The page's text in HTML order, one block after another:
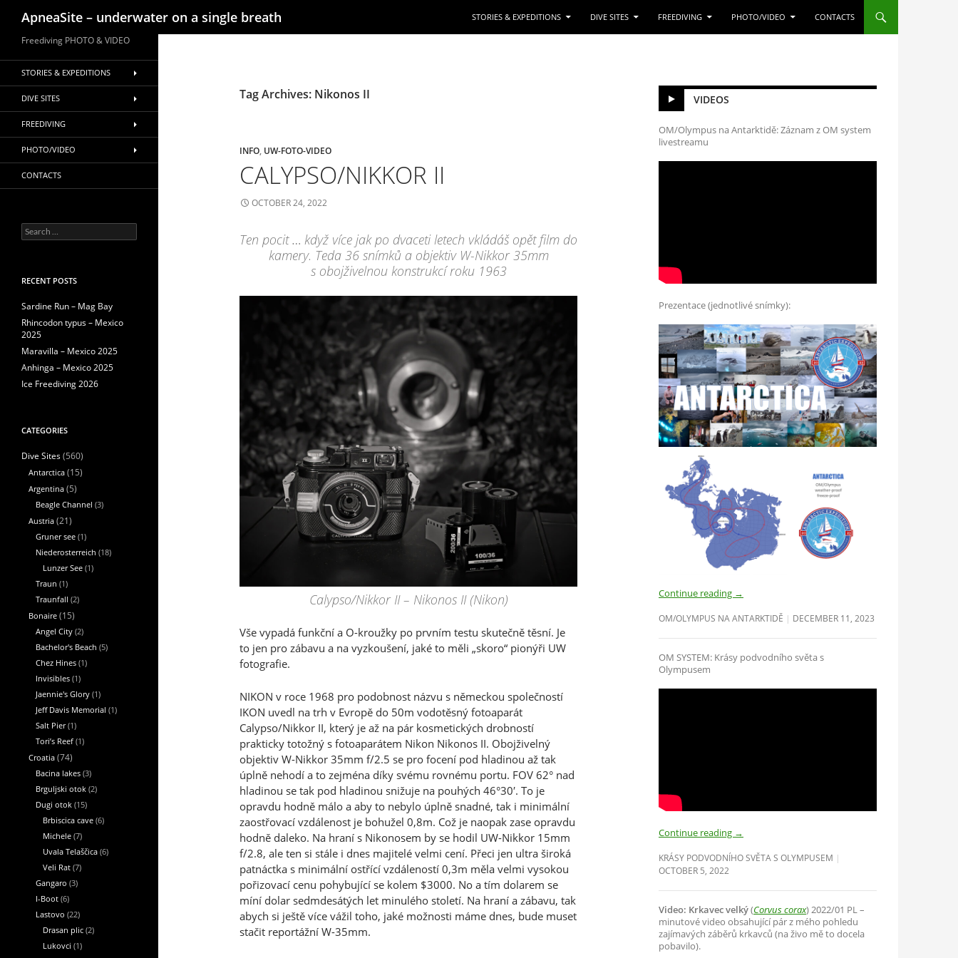
to
content
ApneaSite – underwater on a single breath STORIES & EXPEDITIONS DIVE SITES FREEDIVING PHOTO/VIDEO CONTACTS
Tag Archives: Nikonos II
INFO UW-FOTO-VIDEO
CALYPSO/NIKKOR II
OCTOBER 24, 2022
Ten pocit … když více jak po dvaceti letech vkládáš opět film do
kamery. Teda 36 snímků a objektiv W-Nikkor 35mm
s obojživelnou konstrukcí roku 1963
Calypso/Nikkor II – Nikonos II (Nikon)
Vše vypadá funkční a O-kroužky po prvním testu skutečně těsní. Je
to jen pro zábavu a na vyzkoušení, jaké to měli „skoro“ pionýři UW
fotografie.
NIKON v roce 1968 pro podobnost názvu s německou společností
IKON uvedl na trh v Evropě do 50m vodotěsný fotoaparát
Calypso/Nikkor II, který je až na pár kosmetických drobností
prakticky totožný s fotoaparátem Nikon Nikonos II. Obojživelný
objektiv W-Nikkor 35mm f/2.5 se pro focení pod hladinou až tak
úplně nehodí a to zejména díky svému rovnému portu. FOV 62° nad
hladinou se tak pod hladinou snižuje na pouhých 46°30′. To je
opravdu hodně málo a aby to nebylo úplně snadné, tak i minimální
zaostřovací vzdálenost je bohužel 0,8m. Což je naopak zase opravdu
hodně daleko. Na hraní s Nikonosem by se hodil UW-Nikkor 15mm
f/2.8, ale ten si stále i dnes majitelé velmi cení. Přeci jen ultra široká
patnáctka s minimální ostřící vzdáleností 0,3m měla velmi vysokou
pořizovací cenu pohybující se kolem $3000. No a tím dolarem se
míní dolar sedmdesátých let minulého století. Na hraní a zábavu, tak
abych si ještě více vážil toho, jaké možnosti máme dnes, bude muset
stačit reportážní W-35mm.
VIDEOS
OM/Olympus na Antarktidě: Záznam z OM system
livestreamu
Prezentace (jednotlivé snímky):
Continue reading →
OM/OLYMPUS NA ANTARKTIDĚ DECEMBER 11, 2023
OM SYSTEM: Krásy podvodního světa s
Olympusem
Continue reading →
KRÁSY PODVODNÍHO SVĚTA S OLYMPUSEM
OCTOBER 5, 2022
Video: Krkavec velký(Corvus corax) 2022/01 PL –
minutové video obsahující pár z mého pohledu
zajímavých záběrů krkavců (na živo mě to docela
pobavilo).
Freediving PHOTO & VIDEO
STORIES & EXPEDITIONS
DIVE SITES
FREEDIVING
PHOTO/VIDEO
CONTACTS
Search
for:
RECENT POSTS
Sardine Run – Mag Bay
Rhincodon typus – Mexico
2025
Maravilla – Mexico 2025
Anhinga – Mexico 2025
Ice Freediving 2026
CATEGORIES
Dive Sites (560)
Antarctica (15)
Argentina (5)
Beagle Channel (3)
Austria (21)
Gruner see (1)
Niederosterreich (18)
Lunzer See (1)
Traun (1)
Traunfall (2)
Bonaire (15)
Angel City (2)
Bachelor's Beach (5)
Chez Hines (1)
Invisibles (1)
Jaennie's Glory (1)
Jeff Davis Memorial (1)
Salt Pier(1)
Tori’s Reef (1)
Croatia (74)
Bacina lakes (3)
Brguljski otok (2)
Dugi otok (15)
Brbiscica cave (6)
Michele (7)
Uvala Telaščica (6)
Veli Rat (7)
Gangaro (3)
I-Boot (6)
Lastovo (22)
Drasan plic (2)
Lukovci (1)